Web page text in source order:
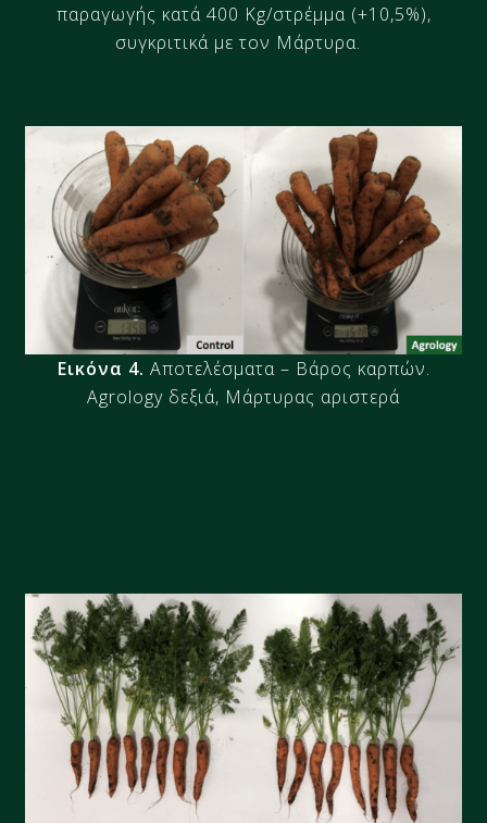
παραγωγής κατά 400 Kg/στρέμμα (+10,5%),
συγκριτικά με τον Μάρτυρα.
Εικόνα 4. Αποτελέσματα – Βάρος καρπών.
Agrology δεξιά, Μάρτυρας αριστερά